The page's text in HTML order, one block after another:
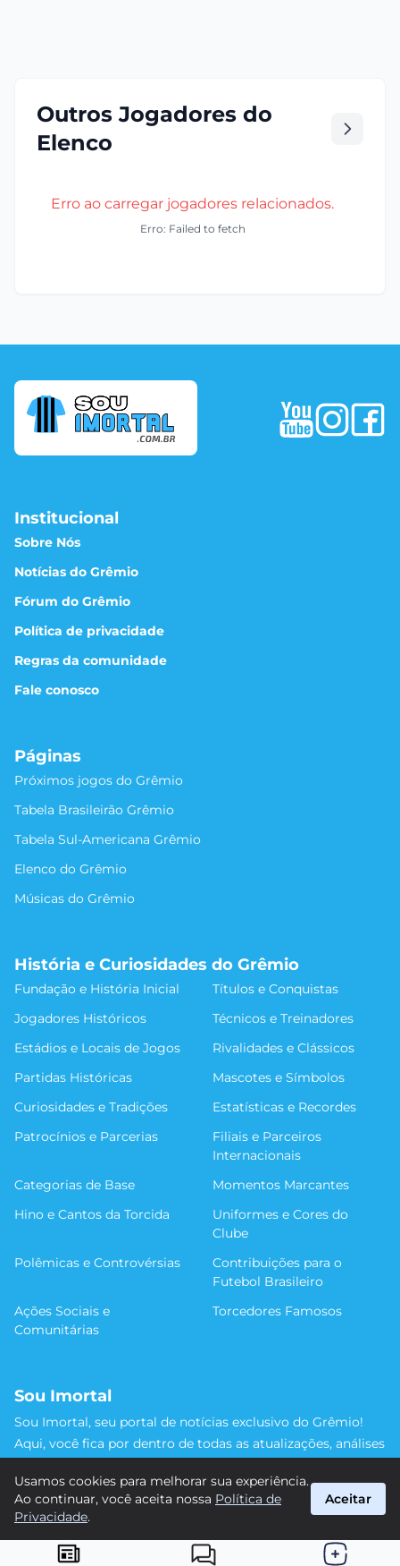
Outros Jogadores do
Elenco
Erro ao carregar jogadores relacionados.
Erro: Failed to fetch
Institucional
Sobre Nós
Notícias do Grêmio
Fórum do Grêmio
Política de privacidade
Regras da comunidade
Fale conosco
Páginas
Próximos jogos do Grêmio
Tabela Brasileirão Grêmio
Tabela Sul-Americana Grêmio
Elenco do Grêmio
Músicas do Grêmio
História e Curiosidades do Grêmio
Fundação e História Inicial
Títulos e Conquistas
Jogadores Históricos
Técnicos e Treinadores
Estádios e Locais de Jogos
Rivalidades e Clássicos
Partidas Históricas
Mascotes e Símbolos
Curiosidades e Tradições
Estatísticas e Recordes
Patrocínios e Parcerias
Filiais e Parceiros
Internacionais
Categorias de Base
Momentos Marcantes
Hino e Cantos da Torcida
Uniformes e Cores do
Clube
Polêmicas e Controvérsias
Contribuições para o
Futebol Brasileiro
Ações Sociais e
Comunitárias
Torcedores Famosos
Sou Imortal
Sou Imortal, seu portal de notícias exclusivo do Grêmio!
Aqui, você fica por dentro de todas as atualizações, análises
detalhe da trajetória do nosso time rumo às vitórias!
#Grêmio #SouImortal
Usamos cookies para melhorar sua experiência.
Ao continuar, você aceita nossa Política de
Privacidade.
Aceitar